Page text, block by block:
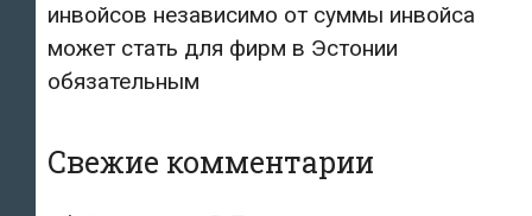
инвойсов независимо от суммы инвойса
может стать для фирм в Эстонии
обязательным
Свежие комментарии